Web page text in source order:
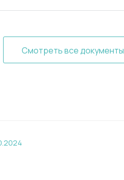
Смотреть все документы